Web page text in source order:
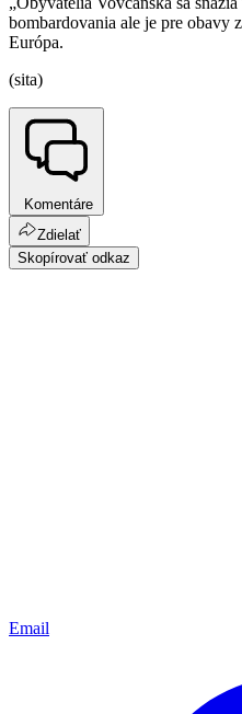
bombardovania ale je pre obavy
Európa.
(sita)
Komentáre
Zdielať
Skopírovať odkaz
Email